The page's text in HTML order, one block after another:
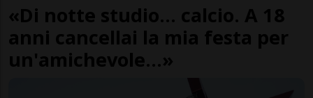
«Di notte studio... calcio. A 18
anni cancellai la mia festa per
un'amichevole...»